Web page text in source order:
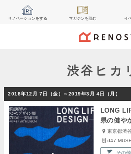
リノベーションをする マガジンを読む イ
渋谷ヒカ
2018年12月 7日（金）～2019年3月 4日（月）
LONG
県の健や
東京都渋
d47
その他